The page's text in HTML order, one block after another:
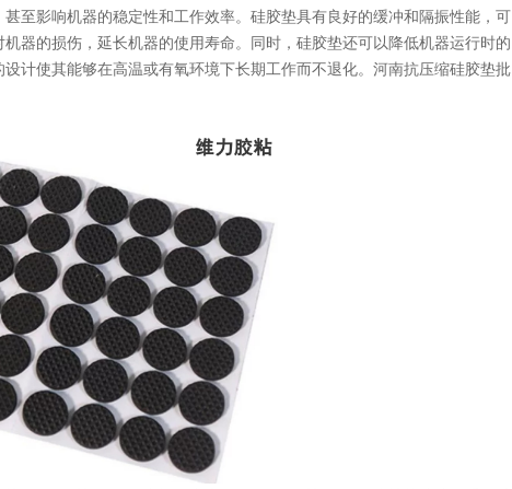
至影响机器的稳定性和工作效率。硅胶垫具有良好的缓冲和隔振性能，可
器的损伤，延长机器的使用寿命。同时，硅胶垫还可以降低机器运行时的
计使其能够在高温或有氧环境下长期工作而不退化。河南抗压缩硅胶垫批